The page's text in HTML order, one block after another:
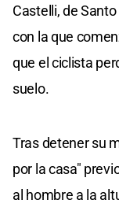
Castelli, de
con la que
que el ciclista
suelo.
Tras detener su
por la casa"
al hombre a la